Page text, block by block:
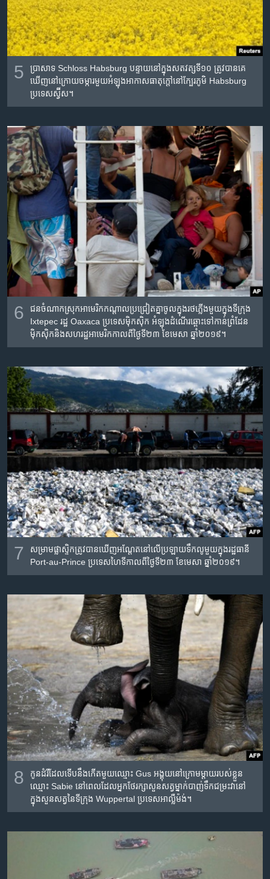
5
ប្រាសាទ Schloss Habsburg បន្ទាយ​នៅ​ក្នុង​សតវត្ស​ទី​១០ ត្រូវ​បាន​គេ
ឃើញ​នៅ​ក្រោយ​ចម្ការមួយ​អំឡុង​អាកាសធាតុ​ក្តៅ​នៅ​ក្បែរ​ភូមិ Habsburg
ប្រទេស​ស្វ៊ីស។
6
ជនចំណាកស្រុក​អាមេរិកកណ្តាល​ប្រជ្រៀត​គ្នា​ចូល​ក្នុង​រថភ្លើង​មួយ​ក្នុង​ទីក្រុង​
Ixtepec រដ្ឋ Oaxaca ប្រទេស​ម៉ិកស៊ិក អំឡុង​​ដំណើរ​ឆ្ពោះ​ទៅកាន់​ព្រំដែន​
ម៉ិកស៊ិក​និង​សហរដ្ឋ​អាមេរិក​កាលពី​ថ្ងៃទី​២៣ ខែមេសា ឆ្នាំ២០១៩។
7
សម្រាម​ផ្លាស្ទិក​ត្រូវ​បាន​ឃើញ​អណ្តែត​នៅ​លើ​ប្រឡាយទឹកលូ​មួយ​ក្នុង​រដ្ឋធានី
Port-au-Prince ប្រទេស​ហៃទីកាលពី​ថ្ងៃទី​២៣ ខែមេសា​ ឆ្នាំ២០១៩។
8
កូនដំរី​ដែល​ទើបនឹង​កើត​មួយ​ឈ្មោះ Gus អង្គុយ​នៅ​ក្រោមម្តាយ​របស់​ខ្លួន​
ឈ្មោះ Sabie នៅពេល​ដែល​អ្នក​ថែរក្សា​សួន​សត្វ​ម្នាក់​បាញ់ទឹក​ជម្រះ​វា​នៅ​
ក្នុង​សួនសត្វ​នៃ​ទីក្រុង​ Wuppertal ប្រទេស​អាល្លឺម៉ង់។